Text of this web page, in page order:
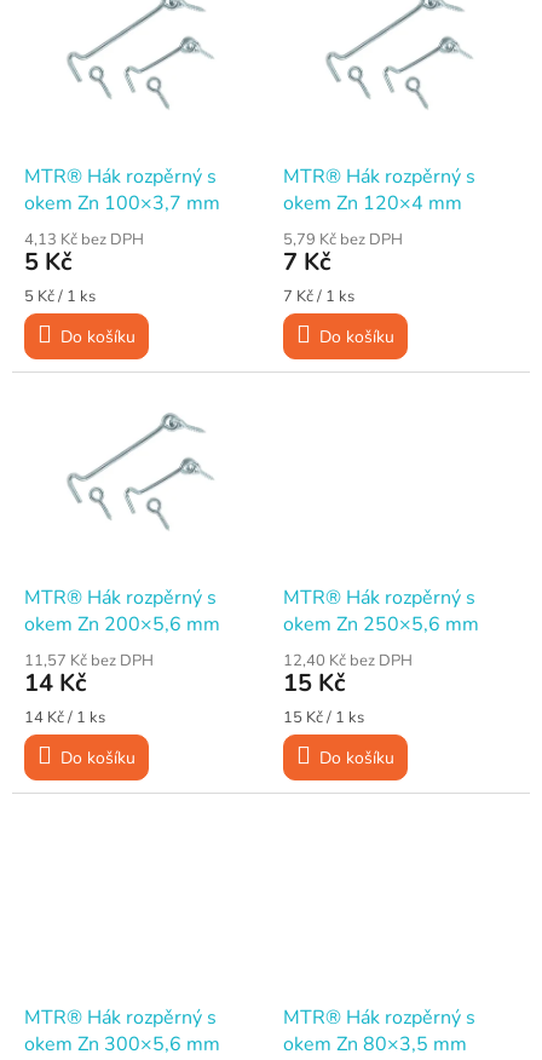
MTR® Hák rozpěrný s
okem Zn 100×3,7 mm
4,13 Kč bez DPH
5 Kč
Měrná
cena:
5 Kč / 1 ks
Do košíku
MTR® Hák rozpěrný s
okem Zn 120×4 mm
5,79 Kč bez DPH
7 Kč
Měrná
cena:
7 Kč / 1 ks
Do košíku
MTR® Hák rozpěrný s
okem Zn 200×5,6 mm
11,57 Kč bez DPH
14 Kč
Měrná
cena:
14 Kč / 1 ks
Do košíku
MTR® Hák rozpěrný s
okem Zn 250×5,6 mm
12,40 Kč bez DPH
15 Kč
Měrná
cena:
15 Kč / 1 ks
Do košíku
MTR® Hák rozpěrný s
okem Zn 300×5,6 mm
MTR® Hák rozpěrný s
okem Zn 80×3,5 mm